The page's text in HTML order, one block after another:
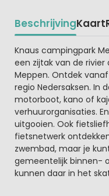
BeschrijvingKaart
Beschrijving
Knaus campingpark
een zijtak van de
Meppen. Ontdek
regio Nedersaksen. In
motorboot, kano of
verhuurorganisaties.
uitgooien. Ook
fietsnetwerk
zwembad, maar je
gemeentelijk binnen-
kunnen daar in het